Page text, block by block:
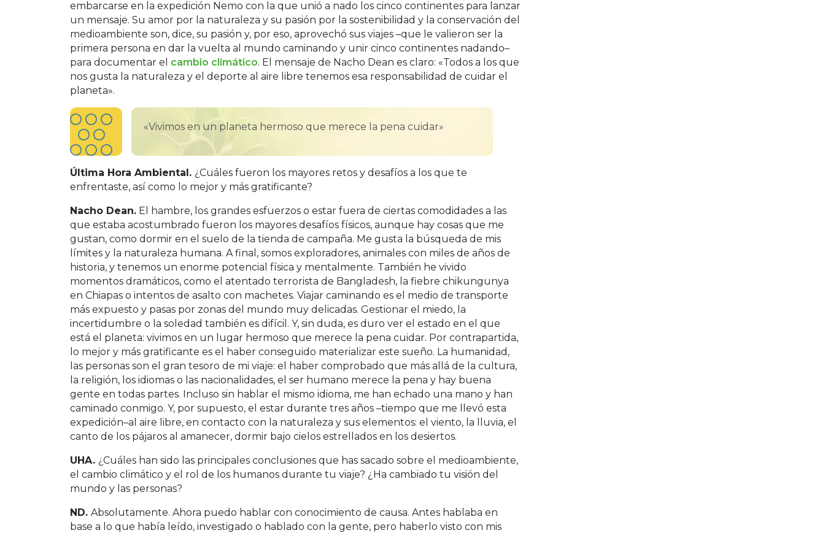
embarcarse en la expedición Nemo con la que unió a nado los cinco continentes para lanzar
un mensaje. Su amor por la naturaleza y su pasión por la sostenibilidad y la conservación del
medioambiente son, dice, su pasión y, por eso, aprovechó sus viajes –que le valieron ser la
primera persona en dar la vuelta al mundo caminando y unir cinco continentes nadando–
para documentar el cambio climático. El mensaje de Nacho Dean es claro: «Todos a los que
nos gusta la naturaleza y el deporte al aire libre tenemos esa responsabilidad de cuidar el
planeta».
«Vivimos en un planeta hermoso que merece la pena cuidar»
Última Hora Ambiental. ¿Cuáles fueron los mayores retos y desafíos a los que te
enfrentaste, así como lo mejor y más gratificante?
Nacho Dean. El hambre, los grandes esfuerzos o estar fuera de ciertas comodidades a las
que estaba acostumbrado fueron los mayores desafíos físicos, aunque hay cosas que me
gustan, como dormir en el suelo de la tienda de campaña. Me gusta la búsqueda de mis
límites y la naturaleza humana. A final, somos exploradores, animales con miles de años de
historia, y tenemos un enorme potencial física y mentalmente. También he vivido
momentos dramáticos, como el atentado terrorista de Bangladesh, la fiebre chikungunya
en Chiapas o intentos de asalto con machetes. Viajar caminando es el medio de transporte
más expuesto y pasas por zonas del mundo muy delicadas. Gestionar el miedo, la
incertidumbre o la soledad también es difícil. Y, sin duda, es duro ver el estado en el que
está el planeta: vivimos en un lugar hermoso que merece la pena cuidar. Por contrapartida,
lo mejor y más gratificante es el haber conseguido materializar este sueño. La humanidad,
las personas son el gran tesoro de mi viaje: el haber comprobado que más allá de la cultura,
la religión, los idiomas o las nacionalidades, el ser humano merece la pena y hay buena
gente en todas partes. Incluso sin hablar el mismo idioma, me han echado una mano y han
caminado conmigo. Y, por supuesto, el estar durante tres años –tiempo que me llevó esta
expedición–al aire libre, en contacto con la naturaleza y sus elementos: el viento, la lluvia, el
canto de los pájaros al amanecer, dormir bajo cielos estrellados en los desiertos.
UHA. ¿Cuáles han sido las principales conclusiones que has sacado sobre el medioambiente,
el cambio climático y el rol de los humanos durante tu viaje? ¿Ha cambiado tu visión del
mundo y las personas?
ND. Absolutamente. Ahora puedo hablar con conocimiento de causa. Antes hablaba en
base a lo que había leído, investigado o hablado con la gente, pero haberlo visto con mis